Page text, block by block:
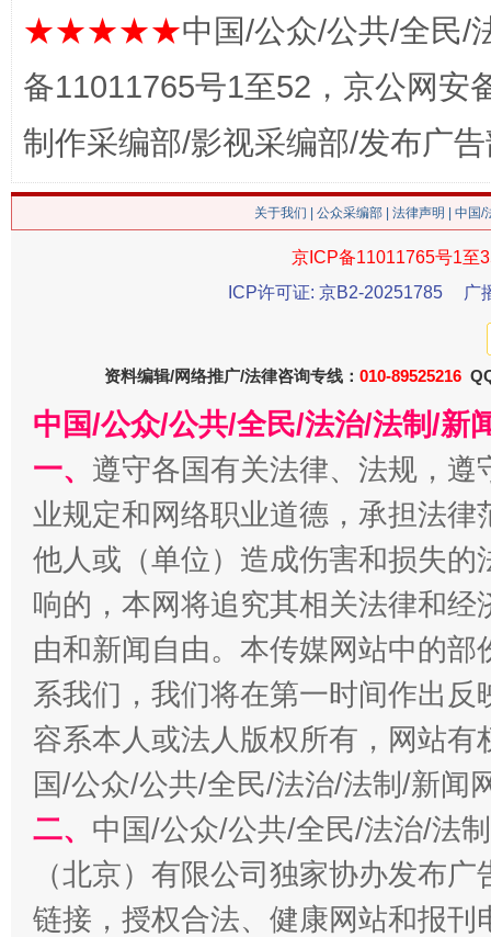
这是一记警钟！ 谢
今
习近平的博鳌关键词
魏明亮
“刷贴”乱象丛生
生
★★★★★中国/公众/公共/全民/
备11011765号1至52，京公网安
制作采编部/影视采编部/发布广
关于我们 公众采编部 法律声明 | 中国
京ICP备11011765号1至
ICP许可证: 京B2-20251785
广
资料编辑/网络推广/法律咨询专线： 010-89525216
中国/公众/公共/全民/法治/法制/新
一、 遵守各国有关法律、法规，
业规定和网络职业道德，承担法
他人或（单位）造成伤害和损失
响的，本网将追究其相关法律和
由和新闻自由。本传媒网站中的
系我们，我们将在第一时间作出
容系本人或法人版权所有，网站
国/公众/公共/全民/法治/法制/新闻
二、 中国/公众/公共/全民/法治/法
（北京）有限公司独家协办发布
链接，授权合法、健康网站和报